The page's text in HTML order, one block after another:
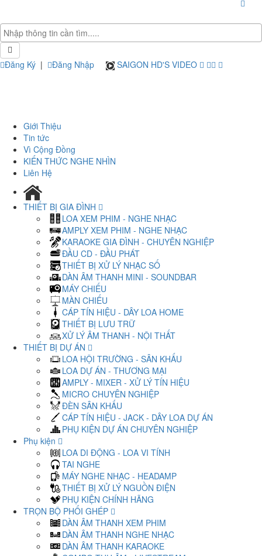
Đăng Ký | Đăng Nhập SAIGON HD'S VIDEO
Giới Thiệu
Tin tức
Vì Cộng Đồng
KIẾN THỨC NGHE NHÌN
Liên Hệ
THIẾT BỊ GIA ĐÌNH
LOA XEM PHIM - NGHE NHẠC
AMPLY XEM PHIM - NGHE NHẠC
KARAOKE GIA ĐÌNH - CHUYÊN NGHIỆP
ĐẦU CD - ĐẦU PHÁT
THIẾT BỊ XỬ LÝ NHẠC SỐ
DÀN ÂM THANH MINI - SOUNDBAR
MÁY CHIẾU
MÀN CHIẾU
CÁP TÍN HIỆU - DÂY LOA HOME
THIẾT BỊ LƯU TRỮ
XỬ LÝ ÂM THANH - NỘI THẤT
THIẾT BỊ DỰ ÁN
LOA HỘI TRƯỜNG - SÂN KHẤU
LOA DỰ ÁN - THƯƠNG MẠI
AMPLY - MIXER - XỬ LÝ TÍN HIỆU
MICRO CHUYÊN NGHIỆP
ĐÈN SÂN KHẤU
CÁP TÍN HIỆU - JACK - DÂY LOA DỰ ÁN
PHỤ KIỆN DỰ ÁN CHUYÊN NGHIỆP
Phụ kiện
LOA DI ĐỘNG - LOA VI TÍNH
TAI NGHE
MÁY NGHE NHẠC - HEADAMP
THIẾT BỊ XỬ LÝ NGUỒN ĐIỆN
PHỤ KIỆN CHÍNH HÃNG
TRỌN BỘ PHỐI GHÉP
DÀN ÂM THANH XEM PHIM
DÀN ÂM THANH NGHE NHẠC
DÀN ÂM THANH KARAOKE